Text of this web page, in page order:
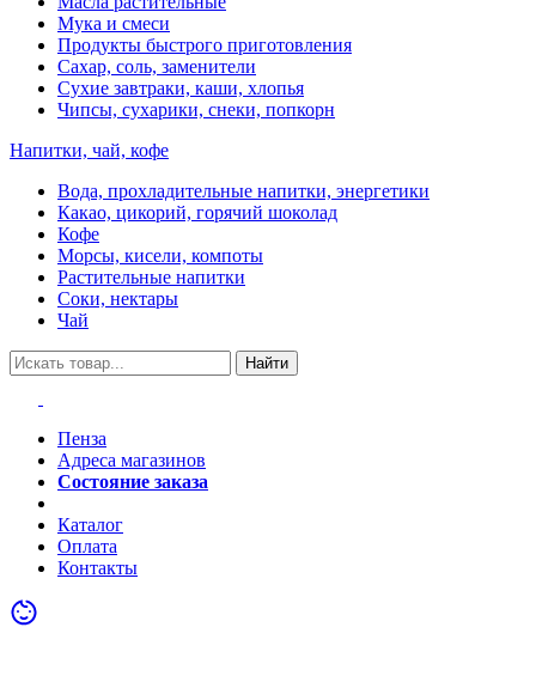
Мука и смеси
Продукты быстрого приготовления
Сахар, соль, заменители
Сухие завтраки, каши, хлопья
Чипсы, сухарики, снеки, попкорн
Напитки, чай, кофе
Вода, прохладительные напитки, энергетики
Какао, цикорий, горячий шоколад
Кофе
Морсы, кисели, компоты
Растительные напитки
Соки, нектары
Чай
Найти
Пенза
Адреса магазинов
Состояние заказа
Каталог
Оплата
Контакты